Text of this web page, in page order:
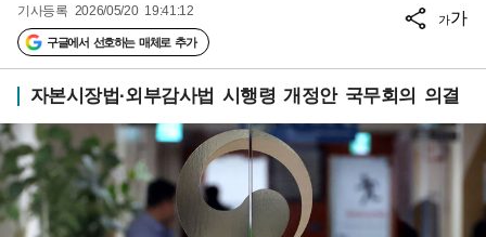
기사등록 2026/05/20 19:41:12
구글에서 선호하는 매체로 추가
가가
자본시장법·외부감사법 시행령 개정안 국무회의 의결